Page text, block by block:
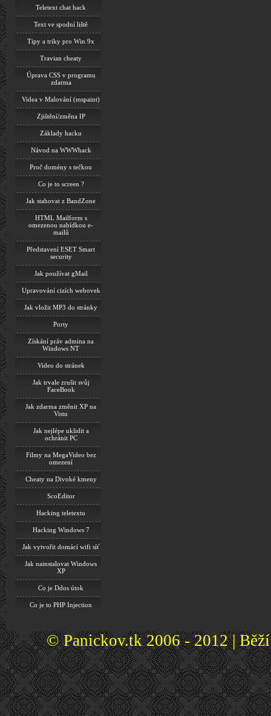
Teletext chat hack
Text ve spodní liště
Tipy a triky pro Win 9x
Travian cheaty
Úprava CSS v programu
zdarma
Videa v Malování (mspaint)
Zjištění/změna IP
Základy hacku
Návod na WWWhack
Proč domény s tečkou
Co je to screen ?
Jak stahovat z BandZone
HTML Mailform s
omezenou nabídkou e-
mailů
Představení ESET Smart
security
Jak používat gMail
Upravování cizích webovek
Jak vložit MP3 do stránky
Porty
Získání práv admina na
Windows NT
Video do stránek
Jak trvale zrušit svůj
FaceBook
Jak zdarma změnit XP na
Vistu
Jak nejlépe uklidit a
ochránit PC
Filmy na MegaVideo bez
omezení
Cheaty na Divoké kmeny
ScoEditor
Hacking teletextu
Hacking Windows 7
Jak vytvořit domácí wifi síť
Jak nainstalovat Windows
XP
Co je Ddos útok
Co je to PHP Injection
© Panickov.tk 2006 - 2012 |